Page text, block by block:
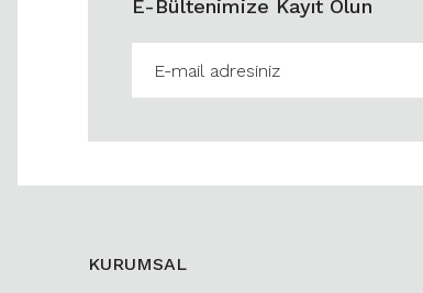
E-Bültenimize Kayıt Olun
KURUMSAL